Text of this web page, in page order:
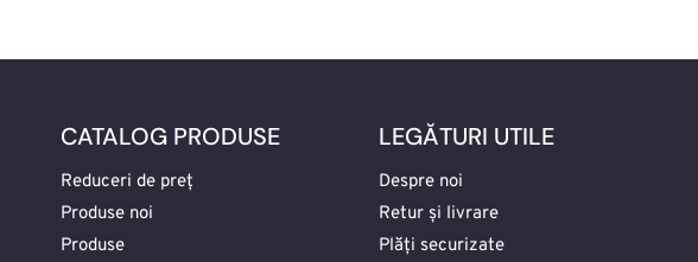
CATALOG PRODUSE
Reduceri de preț
Produse noi
Produse
LEGĂTURI UTILE
Despre noi
Retur și livrare
Plăți securizate